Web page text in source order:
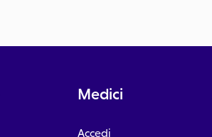
Medici
Accedi